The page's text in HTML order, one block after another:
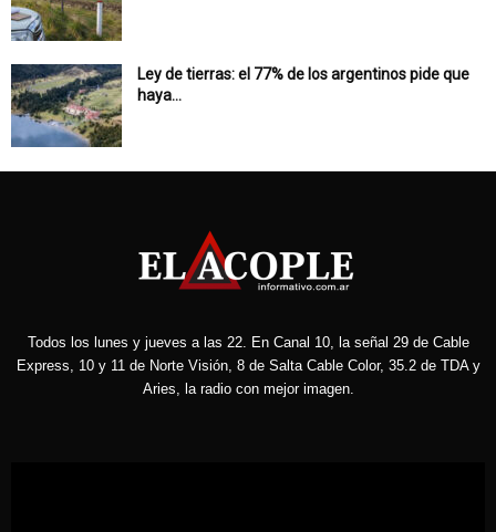
Ley de tierras: el 77% de los argentinos pide que
haya...
Todos los lunes y jueves a las 22. En Canal 10, la señal 29 de Cable
Express, 10 y 11 de Norte Visión, 8 de Salta Cable Color, 35.2 de TDA y
Aries, la radio con mejor imagen.